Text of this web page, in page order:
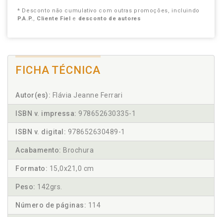
* Desconto não cumulativo com outras promoções, incluindo
P.A.P., Cliente Fiel e desconto de autores
FICHA TÉCNICA
Autor(es): Flávia Jeanne Ferrari
ISBN v. impressa: 978652630335-1
ISBN v. digital: 978652630489-1
Acabamento: Brochura
Formato: 15,0x21,0 cm
Peso: 142grs.
Número de páginas: 114